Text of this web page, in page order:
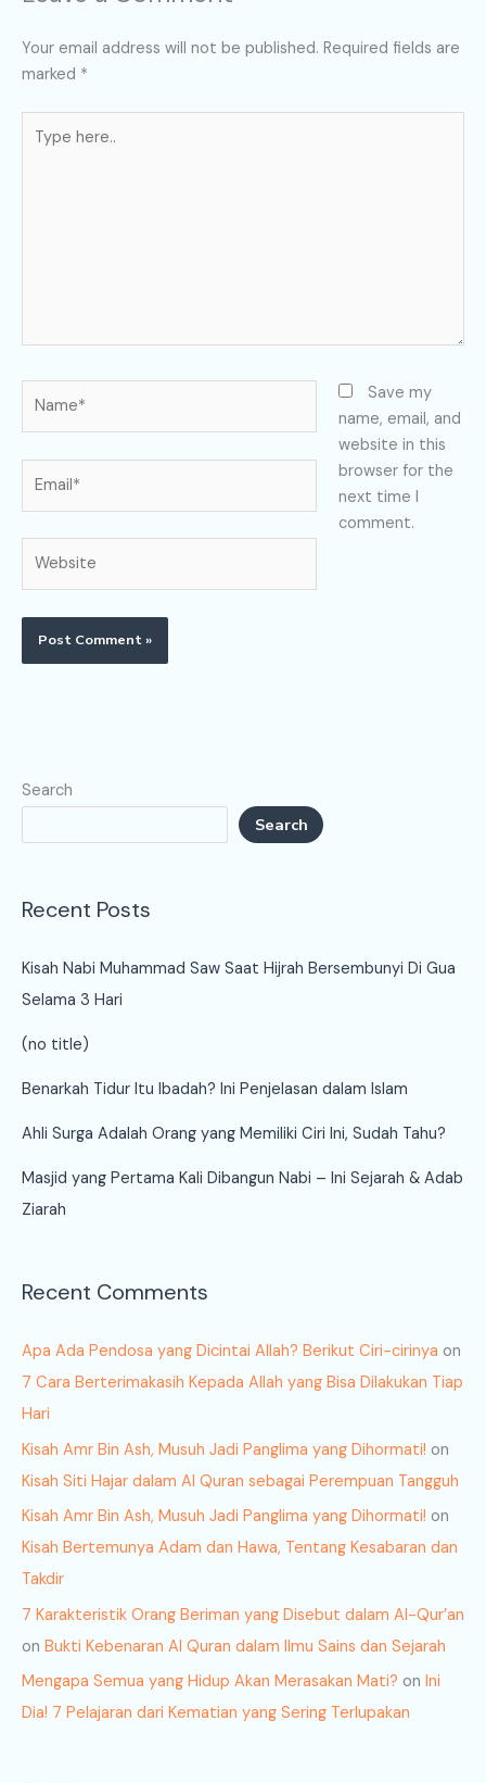
Your email address will not be published. Required fields are
marked *
here..
Save my
name, email, and
website in this
browser for the
next time I
comment.
Search
Search
Recent Posts
Kisah Nabi Muhammad Saw Saat Hijrah Bersembunyi Di Gua
Selama 3 Hari
(no title)
Benarkah Tidur Itu Ibadah? Ini Penjelasan dalam Islam
Ahli Surga Adalah Orang yang Memiliki Ciri Ini, Sudah Tahu?
Masjid yang Pertama Kali Dibangun Nabi – Ini Sejarah & Adab
Ziarah
Recent Comments
Apa Ada Pendosa yang Dicintai Allah? Berikut Ciri-cirinya on
7 Cara Berterimakasih Kepada Allah yang Bisa Dilakukan Tiap
Hari
Kisah Amr Bin Ash, Musuh Jadi Panglima yang Dihormati! on
Kisah Siti Hajar dalam Al Quran sebagai Perempuan Tangguh
Kisah Amr Bin Ash, Musuh Jadi Panglima yang Dihormati! on
Kisah Bertemunya Adam dan Hawa, Tentang Kesabaran dan
Takdir
7 Karakteristik Orang Beriman yang Disebut dalam Al-Qur’an
on Bukti Kebenaran Al Quran dalam Ilmu Sains dan Sejarah
Mengapa Semua yang Hidup Akan Merasakan Mati? on Ini
Dia! 7 Pelajaran dari Kematian yang Sering Terlupakan